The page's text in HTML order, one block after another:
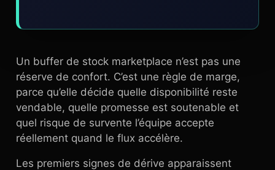
Un buffer de stock marketplace n’est pas une
réserve de confort. C’est une règle de marge,
parce qu’elle décide quelle disponibilité reste
vendable, quelle promesse est soutenable et
quel risque de survente l’équipe accepte
réellement quand le flux accélère.
Les premiers signes de dérive apparaissent